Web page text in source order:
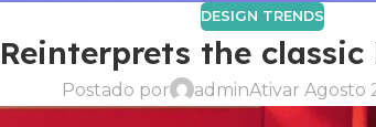
DESIGN TRENDS
Reinterprets the
Postado por adminAtivar Agosto